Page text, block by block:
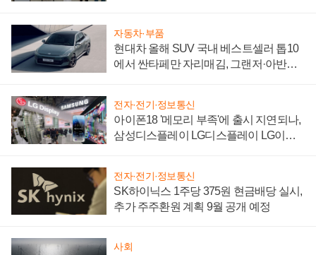
자동차·부품
현대차 올해 SUV 국내 베스트셀러 톱10
에서 싼타페만 자리매김, 그랜저·아반떼
전자·전기·정보통신
아이폰18 '메모리 부족'에 출시 지연되나,
삼성디스플레이 LG디스플레이 LG이노
전자·전기·정보통신
SK하이닉스 1주당 375원 현금배당 실시,
추가 주주환원 계획 9월 공개 예정
사회